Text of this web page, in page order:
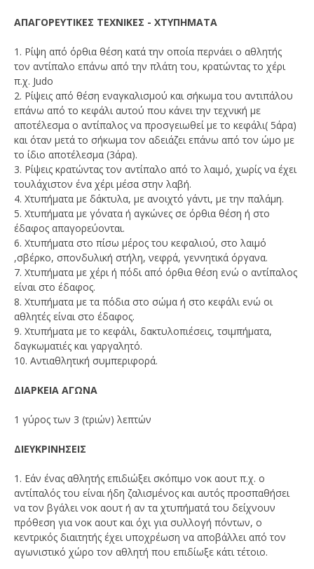
ΑΠΑΓΟΡΕΥΤΙΚΕΣ ΤΕΧΝΙΚΕΣ - ΧΤΥΠΗΜΑΤΑ
1. Ρίψη από όρθια θέση κατά την οποία περνάει ο αθλητής
τον αντίπαλο επάνω από την πλάτη του, κρατώντας το χέρι
π.χ. Judo
2. Ρίψεις από θέση εναγκαλισμού και σήκωμα του αντιπάλου
επάνω από το κεφάλι αυτού που κάνει την τεχνική με
αποτέλεσμα ο αντίπαλος να προσγειωθεί με το κεφάλι( 5άρα)
και όταν μετά το σήκωμα τον αδειάζει επάνω από τον ώμο με
το ίδιο αποτέλεσμα (3άρα).
3. Ρίψεις κρατώντας τον αντίπαλο από το λαιμό, χωρίς να έχει
τουλάχιστον ένα χέρι μέσα στην λαβή.
4. Χτυπήματα με δάκτυλα, με ανοιχτό γάντι, με την παλάμη.
5. Χτυπήματα με γόνατα ή αγκώνες σε όρθια θέση ή στο
έδαφος απαγορεύονται.
6. Χτυπήματα στο πίσω μέρος του κεφαλιού, στο λαιμό
,σβέρκο, σπονδυλική στήλη, νεφρά, γεννητικά όργανα.
7. Χτυπήματα με χέρι ή πόδι από όρθια θέση ενώ ο αντίπαλος
είναι στο έδαφος.
8. Χτυπήματα με τα πόδια στο σώμα ή στο κεφάλι ενώ οι
αθλητές είναι στο έδαφος.
9. Χτυπήματα με το κεφάλι, δακτυλοπιέσεις, τσιμπήματα,
δαγκωματιές και γαργαλητό.
10. Αντιαθλητική συμπεριφορά.
ΔΙΑΡΚΕΙΑ ΑΓΩΝΑ
1 γύρος των 3 (τριών) λεπτών
ΔΙΕΥΚΡΙΝΗΣΕΙΣ
1. Εάν ένας αθλητής επιδιώξει σκόπιμο νοκ αουτ π.χ. ο
αντίπαλός του είναι ήδη ζαλισμένος και αυτός προσπαθήσει
να τον βγάλει νοκ αουτ ή αν τα χτυπήματά του δείχνουν
πρόθεση για νοκ αουτ και όχι για συλλογή πόντων, ο
κεντρικός διαιτητής έχει υποχρέωση να αποβάλλει από τον
αγωνιστικό χώρο τον αθλητή που επιδίωξε κάτι τέτοιο.